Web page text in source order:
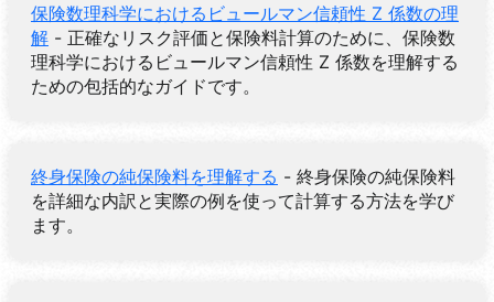
保険数理科学におけるビュールマン信頼性 Z 係数の理
解 - 正確なリスク評価と保険料計算のために、保険数
理科学におけるビュールマン信頼性 Z 係数を理解する
ための包括的なガイドです。
終身保険の純保険料を理解する - 終身保険の純保険料
を詳細な内訳と実際の例を使って計算する方法を学び
ます。